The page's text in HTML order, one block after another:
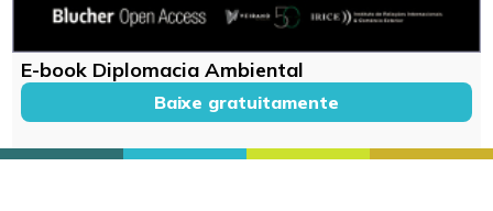
E-book Diplomacia Ambiental
Baixe gratuitamente